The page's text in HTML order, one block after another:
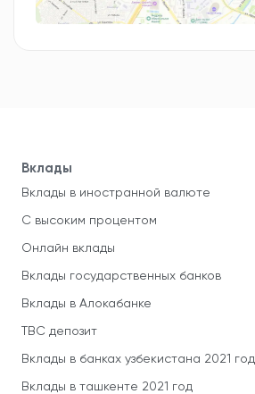
Вклады
Вклады в иностранной валюте
С высоким процентом
Онлайн вклады
Вклады государственных банков
Вклады в Алокабанке
TBC депозит
Вклады в банках узбекистана 2021 год
Вклады в ташкенте 2021 год